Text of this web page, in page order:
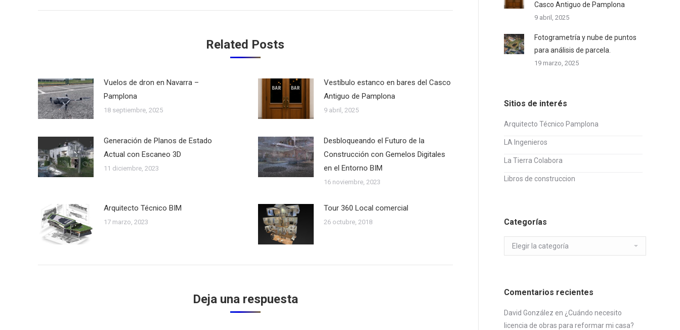
Related Posts
Vuelos de dron en Navarra –
Pamplona
18 septiembre, 2025
Vestíbulo estanco en bares del Casco
Antiguo de Pamplona
9 abril, 2025
Generación de Planos de Estado
Actual con Escaneo 3D
11 diciembre, 2023
Desbloqueando el Futuro de la
Construcción con Gemelos Digitales
en el Entorno BIM
16 noviembre, 2023
Arquitecto Técnico BIM
17 marzo, 2023
Tour 360 Local comercial
26 octubre, 2018
Deja una respuesta
Casco Antiguo de Pamplona
9 abril, 2025
Fotogrametría y nube de puntos
para análisis de parcela.
19 marzo, 2025
Sitios de interés
Arquitecto Técnico Pamplona
LA Ingenieros
La Tierra Colabora
Libros de construccion
Categorías
Categorías
Comentarios recientes
David González en ¿Cuándo necesito
licencia de obras para reformar mi casa?